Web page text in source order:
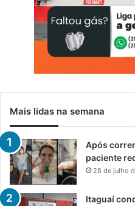
Mais lidas na semana
Após
paciente
28 de julho
Itaguaí